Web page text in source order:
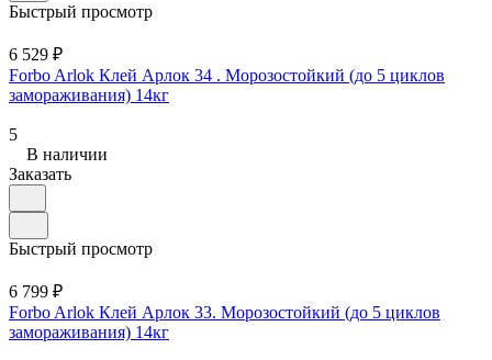
Быстрый просмотр
6 529 ₽
Forbo Arlok Клей Арлок 34 . Морозостойкий (до 5 циклов
замораживания) 14кг
5
В наличии
Заказать
Быстрый просмотр
6 799 ₽
Forbo Arlok Клей Арлок 33. Морозостойкий (до 5 циклов
замораживания) 14кг